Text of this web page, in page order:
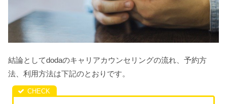
結論としてdodaのキャリアカウンセリングの流れ、予約方
法、利用方法は下記のとおりです。